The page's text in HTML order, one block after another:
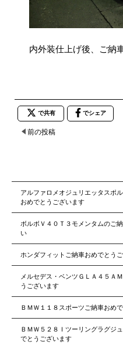
内外装仕上げ後、ご納
で共有 でシェア
前の投稿
アルファロメオジュリエッタスポ
おめでとうございます
ボルボＶ４０Ｔ３モメンタムのご
い
ホンダフィットご納車おめでとう
メルセデス・ベンツＧＬＡ４５Ａ
うございます
ＢＭＷ１１８スポーツご納車おめ
ＢＭＷ５２８Ｉツーリングラグジ
でとうございます